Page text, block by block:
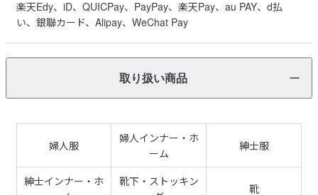
楽天Edy、iD、QUICPay、PayPay、楽天Pay、au PAY、d払
い、銀聯カード、Alipay、WeChat Pay
取り扱い商品
婦人服
婦人インナー・ホ
ーム
紳士服
紳士インナー・ホ
靴下・ストッキン
靴